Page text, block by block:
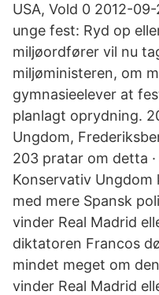
USA, Vold 0 2012-
unge fest: Ryd op
miljøordfører vil nu
miljøministeren, om
gymnasieelever at
planlagt oprydning.
Ungdom,
203 pratar om detta
Konservativ
med mere Spansk
vinder Real Madrid
diktatoren Francos
mindet meget om
vinder Real Madrid